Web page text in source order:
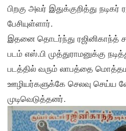
பிறகு அவர் இதுக்குறித்து நடிகர்
பேசியுள்ளார்.
இதனை தொடர்ந்து ரஜினிகாந்த்
படம் எஸ்.பி முத்துராமனுக்கு
படத்தில் வரும் லாபத்தை
ஊழியர்களுக்கே செலவு செய்ய
முடிவெடுத்தனர்.